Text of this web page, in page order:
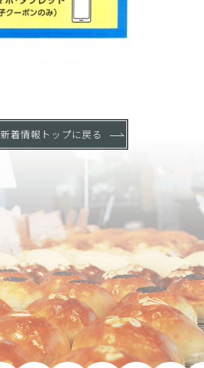
新着情報トップに戻る